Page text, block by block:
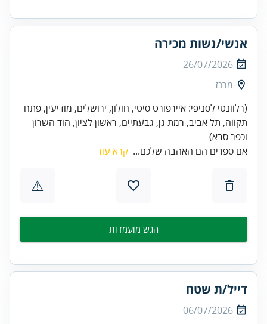
אנשי/נשות מכירה
26/07/2026
מרכז
(רלוונטי לסניפי: איירפורט סיטי, חולון, ירושלים, מודיעין, פתח
תקווה, תל אביב, רמת גן, גבעתיים, ראשון לציון, הוד השרון
וכפר סבא)
אם ספרים הם האהבה שלכם... קרא עוד
⚠
הגש מועמדות
דייל/ת שטח
06/07/2026